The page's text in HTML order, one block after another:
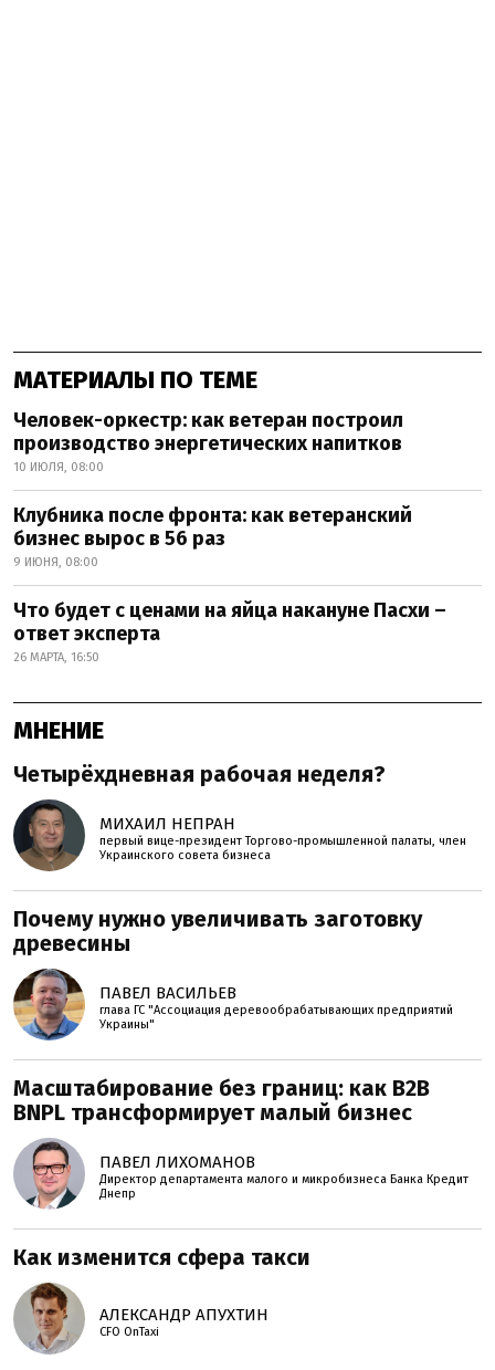
МАТЕРИАЛЫ ПО ТЕМЕ
Человек-оркестр: как ветеран построил
производство энергетических напитков
10 ИЮЛЯ, 08:00
Клубника после фронта: как ветеранский
бизнес вырос в 56 раз
9 ИЮНЯ, 08:00
Что будет с ценами на яйца накануне Пасхи –
ответ эксперта
26 МАРТА, 16:50
МНЕНИЕ
Четырёхдневная рабочая неделя?
МИХАИЛ НЕПРАН
первый вице-президент Торгово-промышленной палаты, член
Украинского совета бизнеса
Почему нужно увеличивать заготовку
древесины
ПАВЕЛ ВАСИЛЬЕВ
глава ГС "Ассоциация деревообрабатывающих предприятий
Украины"
Масштабирование без границ: как B2B
BNPL трансформирует малый бизнес
ПАВЕЛ ЛИХОМАНОВ
Директор департамента малого и микробизнеса Банка Кредит
Днепр
Как изменится сфера такси
АЛЕКСАНДР АПУХТИН
CFO OnTaxi